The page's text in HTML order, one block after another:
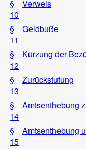
§
10
Verweis
§
11
Geldbuße
§
12
Kürzung der
§
13
Zurückstufung
§
14
Amtsenthebung
§
15
Amtsenthebung